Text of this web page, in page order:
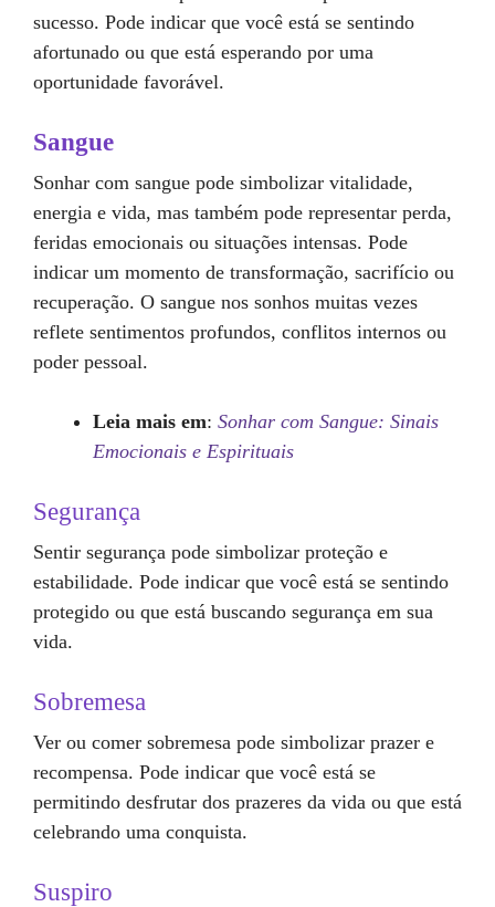
sucesso. Pode indicar que você está se sentindo
afortunado ou que está esperando por uma
oportunidade favorável.
Sangue
Sonhar com sangue pode simbolizar vitalidade,
energia e vida, mas também pode representar perda,
feridas emocionais ou situações intensas. Pode
indicar um momento de transformação, sacrifício ou
recuperação. O sangue nos sonhos muitas vezes
reflete sentimentos profundos, conflitos internos ou
poder pessoal.
Leia mais em: Sonhar com Sangue: Sinais
Emocionais e Espirituais
Segurança
Sentir segurança pode simbolizar proteção e
estabilidade. Pode indicar que você está se sentindo
protegido ou que está buscando segurança em sua
vida.
Sobremesa
Ver ou comer sobremesa pode simbolizar prazer e
recompensa. Pode indicar que você está se
permitindo desfrutar dos prazeres da vida ou que está
celebrando uma conquista.
Suspiro